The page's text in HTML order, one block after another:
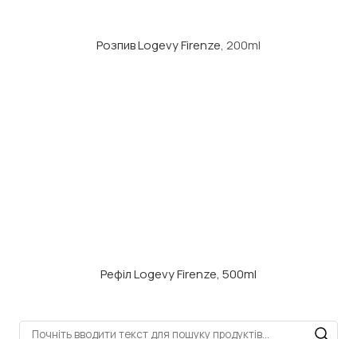
Розпив Logevy Firenze, 200ml
Рефіл Logevy Firenze, 500ml